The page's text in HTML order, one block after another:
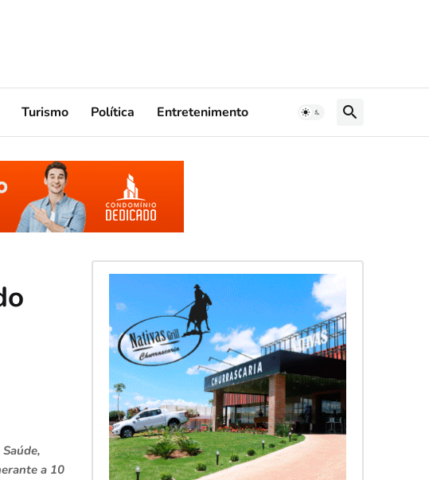
Turismo Política Entretenimento
a 10